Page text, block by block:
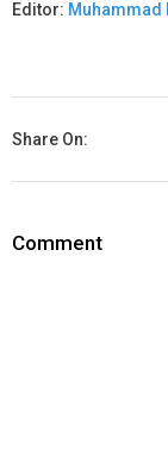
Editor: Muhammad
Share On:
Comment